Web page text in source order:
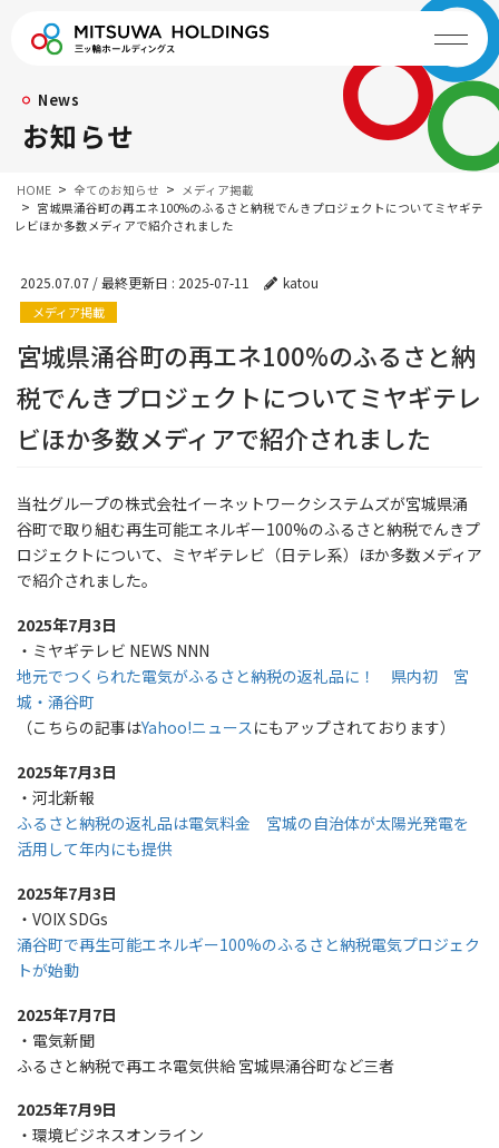
News
お知らせ
HOME 全てのお知らせ
メディア掲載
宮城県涌谷町の再エネ100%のふるさと納税でんきプロジェクトについてミヤギテ
レビほか多数メディアで紹介されました
2025.07.07 / 最終更新日 : 2025-07-11 katou
メディア掲載
宮城県涌谷町の再エネ100%のふるさと納
税でんきプロジェクトについてミヤギテレ
ビほか多数メディアで紹介されました
当社グループの株式会社イーネットワークシステムズが宮城県涌
谷町で取り組む再生可能エネルギー100%のふるさと納税でんきプ
ロジェクトについて、ミヤギテレビ（日テレ系）ほか多数メディア
で紹介されました。
2025年7月3日
・ミヤギテレビ NEWS NNN
地元でつくられた電気がふるさと納税の返礼品に！ 県内初 宮
城・涌谷町
（こちらの記事はYahoo!ニュースにもアップされております）
2025年7月3日
・河北新報
ふるさと納税の返礼品は電気料金 宮城の自治体が太陽光発電を
活用して年内にも提供
2025年7月3日
・VOIX SDGs
涌谷町で再生可能エネルギー100%のふるさと納税電気プロジェク
トが始動
2025年7月7日
・電気新聞
ふるさと納税で再エネ電気供給 宮城県涌谷町など三者
2025年7月9日
・環境ビジネスオンライン